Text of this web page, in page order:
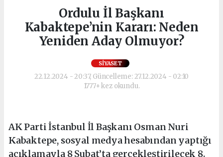
Ordulu İl Başkanı
Kabaktepe’nin Kararı: Neden
Yeniden Aday Olmuyor?
SIYASET
22.12.2024 - 20:37, Güncelleme: 27.12.2024 - 02:10
1777+ kez okundu.
AK Parti İstanbul İl Başkanı Osman Nuri
Kabaktepe, sosyal medya hesabından yaptığı
açıklamayla 8 Şubat’ta gerçekleştirilecek 8.